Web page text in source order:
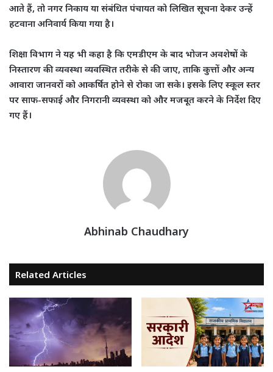
आते हैं, तो नगर निकाय या संबंधित पंचायत को लिखित सूचना देकर उन्हें
हटवाना अनिवार्य किया गया है।
शिक्षा विभाग ने यह भी कहा है कि एमडीएम के बाद भोजन अवशेषों के
निस्तारण की व्यवस्था व्यवस्थित तरीके से की जाए, ताकि कुत्तों और अन्य
आवारा जानवरों को आकर्षित होने से रोका जा सके। इसके लिए स्कूल स्तर
पर साफ-सफाई और निगरानी व्यवस्था को और मजबूत करने के निर्देश दिए
गए हैं।
Abhinab Chaudhary
Related Articles